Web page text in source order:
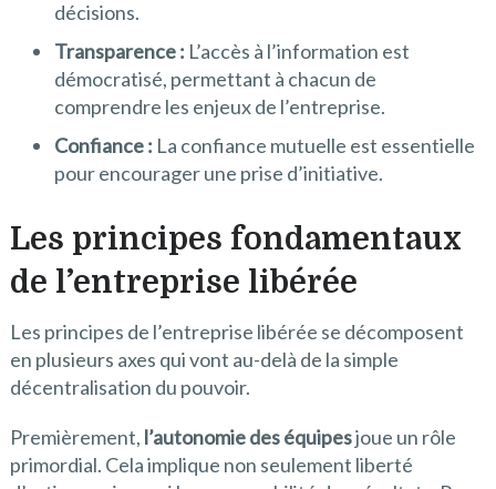
décisions.
Transparence : L’accès à l’information est
démocratisé, permettant à chacun de
comprendre les enjeux de l’entreprise.
Confiance : La confiance mutuelle est essentielle
pour encourager une prise d’initiative.
Les principes fondamentaux
de l’entreprise libérée
Les principes de l’entreprise libérée se décomposent
en plusieurs axes qui vont au-delà de la simple
décentralisation du pouvoir.
Premièrement, l’autonomie des équipesjoue un rôle
primordial. Cela implique non seulement liberté